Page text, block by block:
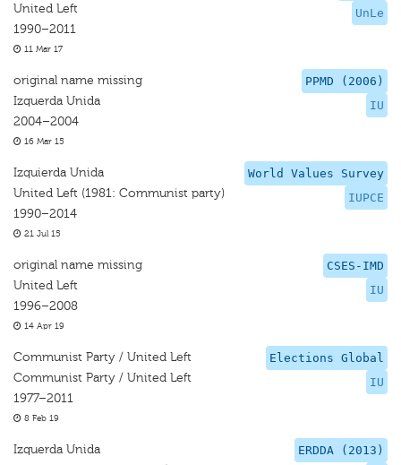
UnLe
United Left
1990–2011
11 Mar 17
PPMD (2006)
IU
original name missing
Izquerda Unida
2004–2004
16 Mar 15
World Values Survey
IUPCE
Izquierda Unida
United Left (1981: Communist party)
1990–2014
21 Jul 15
CSES-IMD
IU
original name missing
United Left
1996–2008
14 Apr 19
Elections Global
IU
Communist Party / United Left
Communist Party / United Left
1977–2011
8 Feb 19
ERDDA (2013)
Izquerda Unida